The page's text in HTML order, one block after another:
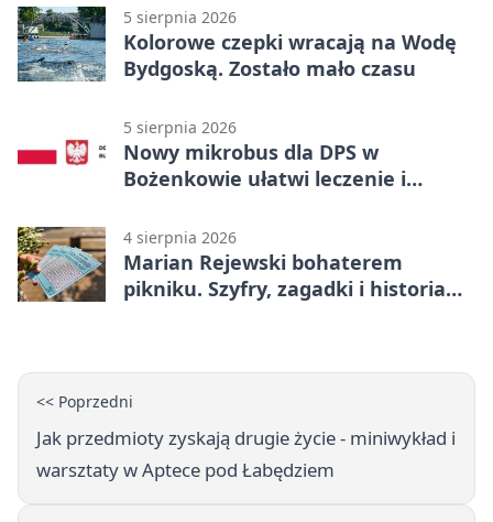
5 sierpnia 2026
Kolorowe czepki wracają na Wodę
Bydgoską. Zostało mało czasu
5 sierpnia 2026
Nowy mikrobus dla DPS w
Bożenkowie ułatwi leczenie i
4 sierpnia 2026
Marian Rejewski bohaterem
pikniku. Szyfry, zagadki i historia
<< Poprzedni
Jak przedmioty zyskają drugie życie - miniwykład i
warsztaty w Aptece pod Łabędziem